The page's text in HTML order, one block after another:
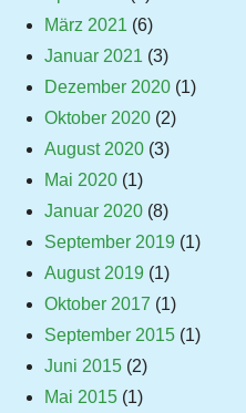
März 2021 (6)
Januar 2021 (3)
Dezember 2020 (1)
Oktober 2020 (2)
August 2020 (3)
Mai 2020 (1)
Januar 2020 (8)
September 2019 (1)
August 2019 (1)
Oktober 2017 (1)
September 2015 (1)
Juni 2015 (2)
Mai 2015 (1)